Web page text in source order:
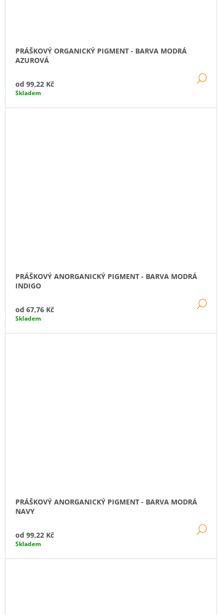
PRÁŠKOVÝ ORGANICKÝ PIGMENT - BARVA MODRÁ
AZUROVÁ
od 99,22 Kč
Skladem
PRÁŠKOVÝ ANORGANICKÝ PIGMENT - BARVA MODRÁ
INDIGO
od 67,76 Kč
Skladem
PRÁŠKOVÝ ANORGANICKÝ PIGMENT - BARVA MODRÁ
NAVY
od 99,22 Kč
Skladem